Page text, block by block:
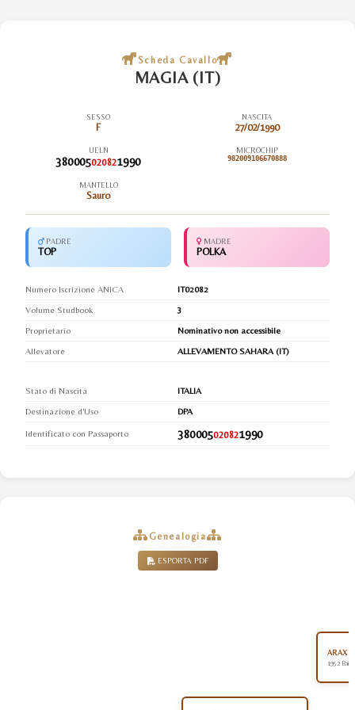
Scheda Cavallo
MAGIA (IT)
SESSO
F
NASCITA
27/02/1990
UELN
380005020821990
MICROCHIP
982009106670888
MANTELLO
Sauro
PADRE
TOP
MADRE
POLKA
Numero Iscrizione ANICA
IT02082
Volume Studbook
3
Proprietario
Nominativo non accessibile
Allevatore
ALLEVAMENTO SAHARA (IT)
Stato di Nascita
ITALIA
Destinazione d'Uso
DPA
Identificato con Passaporto 380005020821990
Genealogia
ESPORTA PDF
ARAX
1952 Baio